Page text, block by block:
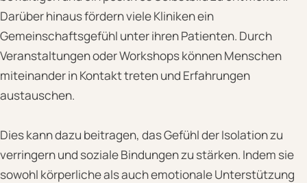
Darüber hinaus fördern viele Kliniken ein
Gemeinschaftsgefühl unter ihren Patienten. Durch
Veranstaltungen oder Workshops können Menschen
miteinander in Kontakt treten und Erfahrungen
austauschen.
Dies kann dazu beitragen, das Gefühl der Isolation zu
verringern und soziale Bindungen zu stärken. Indem sie
sowohl körperliche als auch emotionale Unterstützung